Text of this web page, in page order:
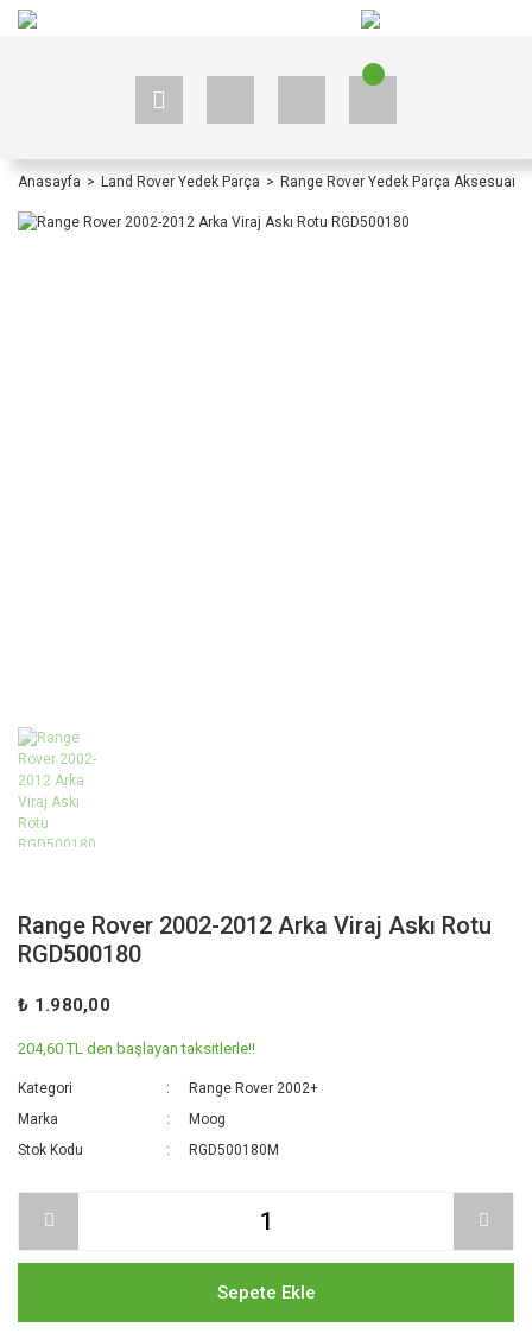
Anasayfa Land Rover Yedek Parça Range Rover Yedek Parça Aksesuar
Range Rover 2002-2012 Arka Viraj Askı Rotu
RGD500180
₺ 1.980,00
204,60 TL den başlayan taksitlerle!!
Kategori
Range Rover 2002+
Marka
Moog
Stok Kodu
RGD500180M
Sepete Ekle